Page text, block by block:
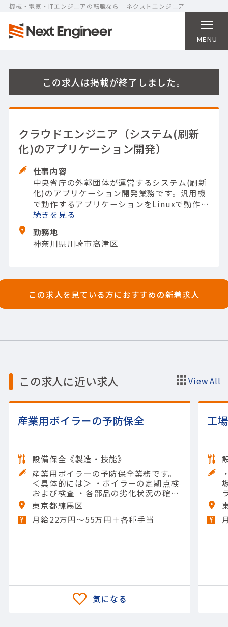
機械・電気・ITエンジニアの転職なら ネクストエンジニア
MENU
この求人は掲載が終了しました。
クラウドエンジニア（システム(刷新
化)のアプリケーション開発）
仕事内容
中央省庁の外郭団体が運営するシステム(刷新
化)のアプリケーション開発業務です。 汎用機
で動作するアプリケーションをLinuxで動作す
るアプリケーションに置き換える開発です。
向けシステム
Server
続きを
勤務地
神奈川県川崎市高津区
この求人を見ている方におすすめの新着求人
この求人に近い求人 View All
産業用ボイラーの予防保全
設備保全《製造・技能》
産業用ボイラーの予防保全業務です。
＜具体的には＞ ・ボイラーの定期点検
および検査 ・各部品の劣化状況の確認
・清掃作業およびスケール除去 ・運転
データの分析および報告 ・保守計画の
策定および実施 【担当製品】(機械)水
東京都練馬区
月給22万円〜55万円＋各種手当
工